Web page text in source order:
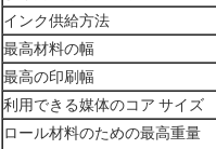
インク供給方法
最高材料の幅
最高の印刷幅
利用できる媒体のコア サイズ
ロール材料のための最高重量